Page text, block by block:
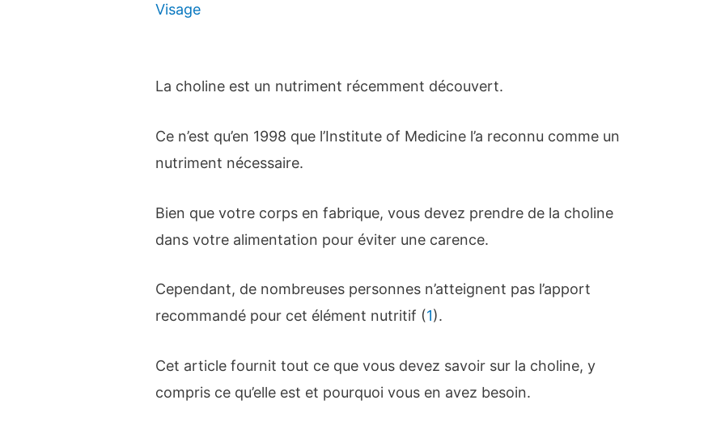
Visage
La choline est un nutriment récemment découvert.
Ce n’est qu’en 1998 que l’Institute of Medicine l’a reconnu comme un
nutriment nécessaire.
Bien que votre corps en fabrique, vous devez prendre de la choline
dans votre alimentation pour éviter une carence.
Cependant, de nombreuses personnes n’atteignent pas l’apport
recommandé pour cet élément nutritif (1).
Cet article fournit tout ce que vous devez savoir sur la choline, y
compris ce qu’elle est et pourquoi vous en avez besoin.